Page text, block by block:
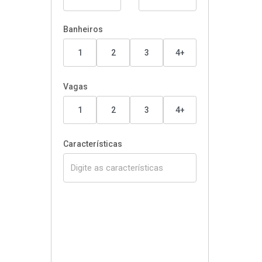
Banheiros
1 2 3 4+
Vagas
1 2 3 4+
Características